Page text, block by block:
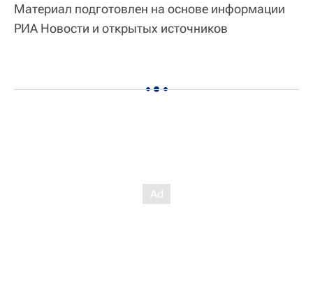
Материал подготовлен на основе информации
РИА Новости и открытых источников